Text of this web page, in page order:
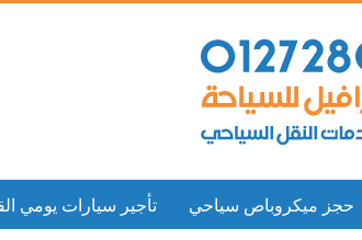
حجز ميكروباص سياحي تأجير سيارات يومي